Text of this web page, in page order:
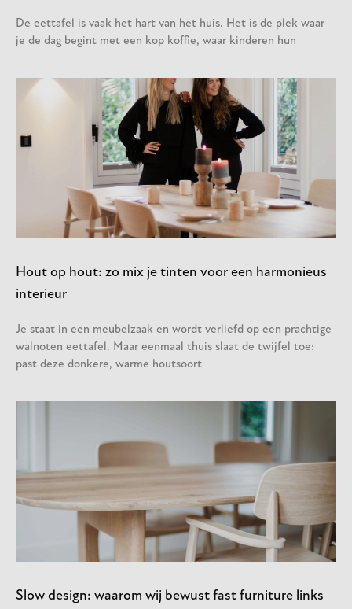
De eettafel is vaak het hart van het huis. Het is de plek waar
je de dag begint met een kop koffie, waar kinderen hun
Hout op hout: zo mix je tinten voor een harmonieus
interieur
Je staat in een meubelzaak en wordt verliefd op een prachtige
walnoten eettafel. Maar eenmaal thuis slaat de twijfel toe:
past deze donkere, warme houtsoort
Slow design: waarom wij bewust fast furniture links